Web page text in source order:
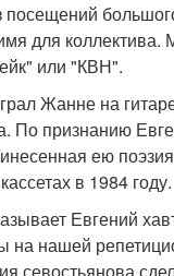
для коллектива.
или "КВН".
Жанне на
По признанию
ею
в 1984 году.
Евгений
на нашей